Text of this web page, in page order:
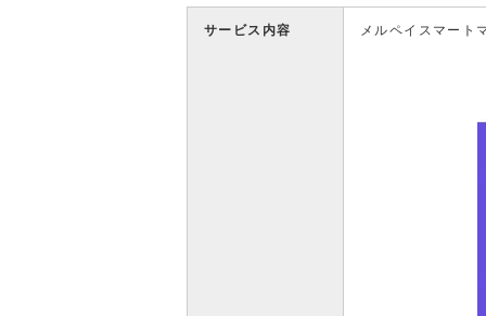
サービス内容 メルペイスマート